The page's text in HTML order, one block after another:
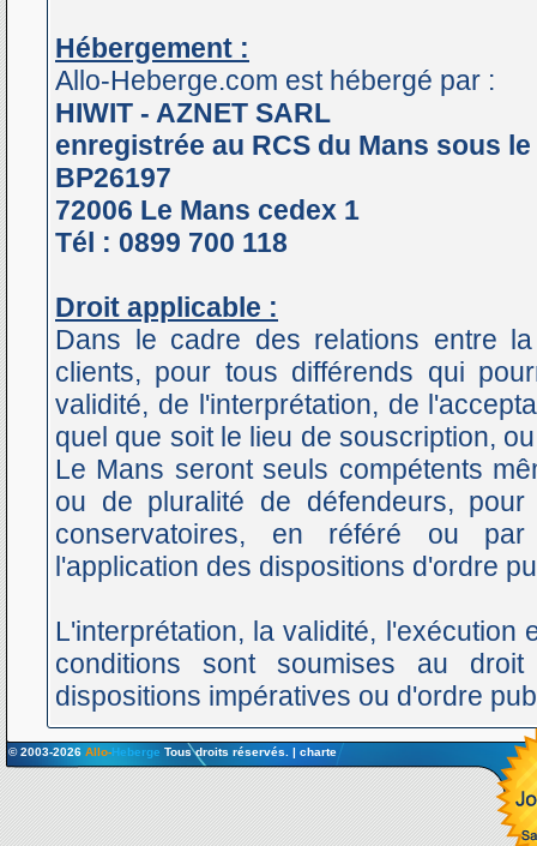
Hébergement :
Allo-Heberge.com est hébergé par :
HIWIT - AZNET SARL
enregistrée au RCS du Mans sous le
BP26197
72006 Le Mans cedex 1
Tél : 0899 700 118
Droit applicable :
Dans le cadre des relations entre
clients, pour tous différends qui
validité, de l'interprétation, de
quel que soit le lieu de souscription,
Le Mans seront seuls compétents
ou de pluralité de défendeurs,
conservatoires, en référé ou
l'application des dispositions d'ordre
L'interprétation, la validité, l'exécution
conditions sont soumises au
dispositions impératives ou d'ordre
© 2003-2026 Allo-Heberge Tous droits réservés. | charte